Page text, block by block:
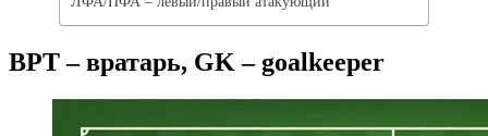
ВРТ – вратарь, GK – goalkeeper